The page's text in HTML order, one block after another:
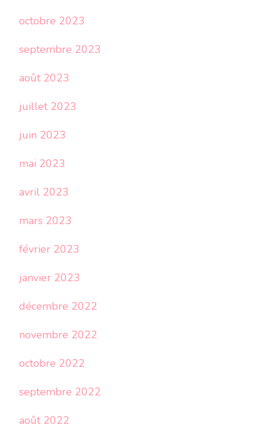
octobre 2023
septembre 2023
août 2023
juillet 2023
juin 2023
mai 2023
avril 2023
mars 2023
février 2023
janvier 2023
décembre 2022
novembre 2022
octobre 2022
septembre 2022
août 2022